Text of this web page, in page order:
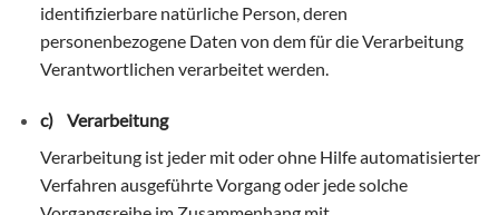
identifizierbare natürliche Person, deren
personenbezogene Daten von dem für die Verarbeitung
Verantwortlichen verarbeitet werden.
c) Verarbeitung
Verarbeitung ist jeder mit oder ohne Hilfe automatisierter
Verfahren ausgeführte Vorgang oder jede solche